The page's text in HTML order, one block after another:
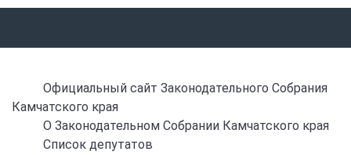
Официальный сайт Законодательного Собрания
Камчатского края
О Законодательном Собрании Камчатского края
Список депутатов